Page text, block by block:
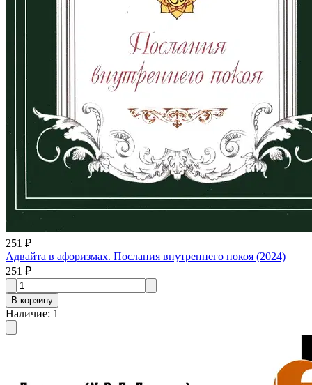
251 ₽
Адвайта в афоризмах. Послания внутреннего покоя (2024)
251 ₽
В корзину
Наличие: 1